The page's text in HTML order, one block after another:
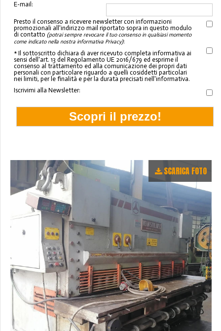
E-mail:
Presto il consenso a ricevere newsletter con informazioni
promozionali all'indirizzo mail riportato sopra in questo modulo
di contatto (potrai sempre revocare il tuo consenso in qualsiasi momento
come indicato nella nostra informativa Privacy):
* Il sottoscritto dichiara di aver ricevuto completa informativa ai
sensi dell'art. 13 del Regolamento UE 2016/679 ed esprime il
consenso al trattamento ed alla comunicazione dei propri dati
personali con particolare riguardo a quelli cosiddetti particolari
nei limiti, per le finalità e per la durata precisati nell'informativa.
Iscrivimi alla Newsletter:
SCARICA FOTO